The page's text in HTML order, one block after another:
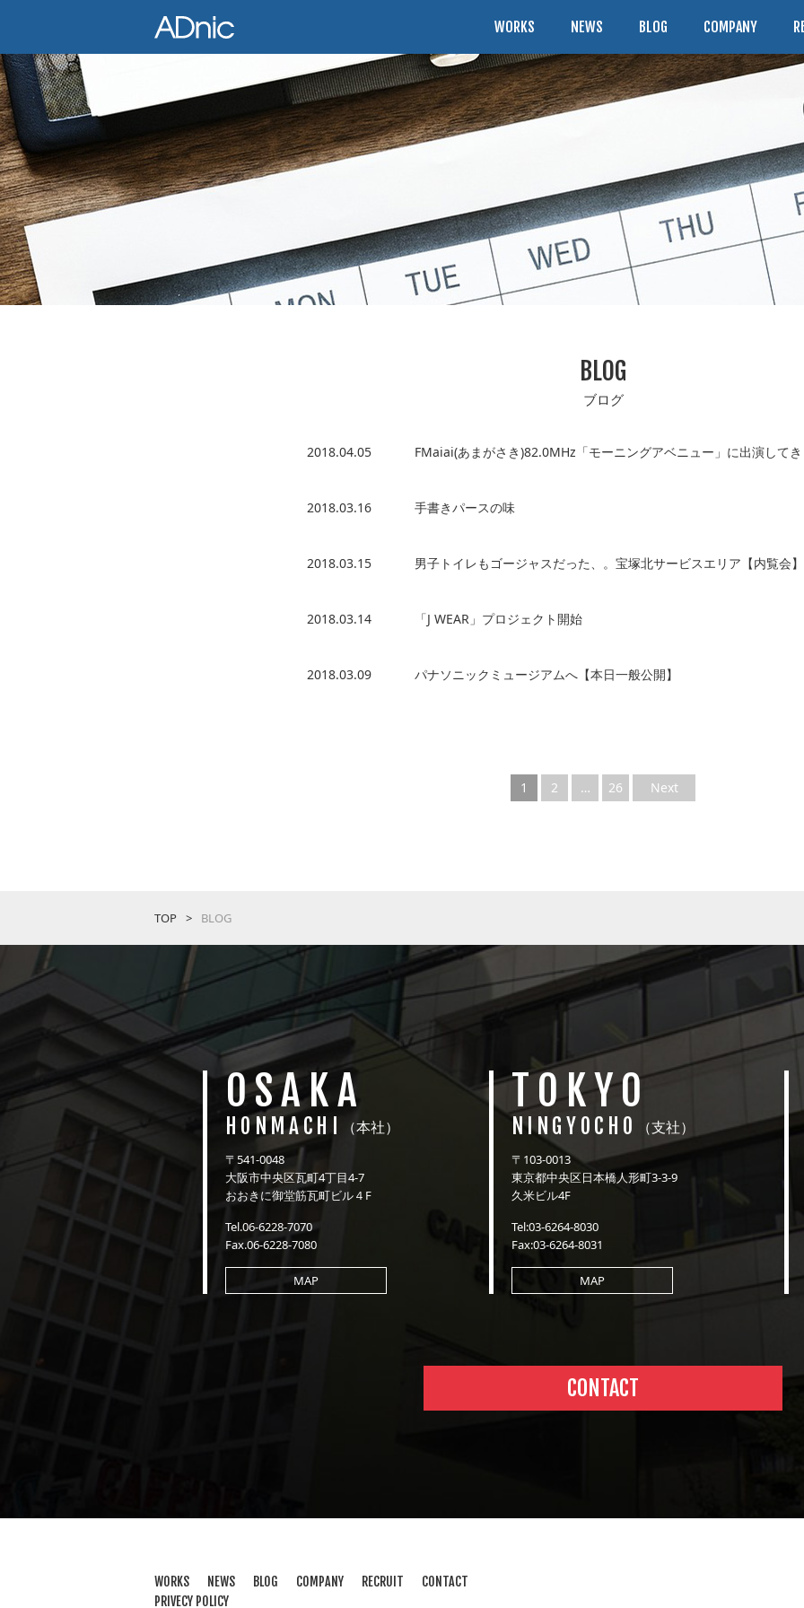
WORKS NEWS BLOG COMPANY
BLOG
ブログ
2018.04.05 FMaiai(あまがさき)82.0MHz「モーニングアベニュー」に出演して
2018.03.16 手書きパースの味
2018.03.15 男子トイレもゴージャスだった、。宝塚北サービスエリア【内覧会】
2018.03.14 「J WEAR」プロジェクト開始
2018.03.09 パナソニックミュージアムへ【本日一般公開】
1 2 … 26 Next
TOP BLOG
OSAKA
HONMACHI （本社）
〒541-0048
大阪市中央区瓦町4丁目4-7
おおきに御堂筋瓦町ビル４F
Tel.06-6228-7070
Fax.06-6228-7080
MAP
TOKYO
NINGYOCHO （支社）
〒103-0013
東京都中央区日本橋人形町3-3-9
久米ビル4F
Tel:03-6264-8030
Fax:03-6264-8031
MAP
CONTACT
WORKS NEWS BLOG COMPANY RECRUIT
CONTACT
PRIVECY POLICY